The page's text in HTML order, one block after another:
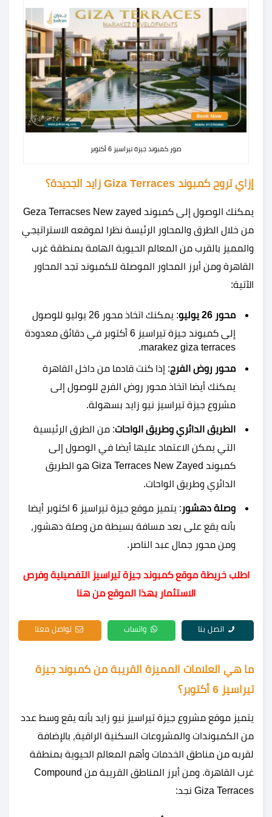
صور كمبوند جيزة تيراسيز 6 أكتوبر
إزاي تروح كمبوند Giza Terraces زايد الجديدة؟
يمكنك الوصول إلى كمبوند Geza Terracses New zayed
من خلال الطرق والمحاور الرئيسة نظرا لموقعه الاستراتيجي
والمميز بالقرب من المعالم الحيوية الهامة بمنطقة غرب
القاهرة ومن أبرز المحاور الموصلة للكمبوند تجد المحاور
الآتية:
محور 26 يوليو
: يمكنك اتخاذ محور 26 يوليو للوصول
إلى كمبوند جيزة تيراسيز 6 أكتوبر في دقائق معدودة
marakez giza terraces.
محور روض الفرج: إذا كنت قادما من داخل القاهرة
يمكنك أيضا اتخاذ محور روض الفرج للوصول إلى
مشروع جيزة تيراسيز نيو زايد بسهولة.
الطريق الدائري وطريق الواحات: من الطرق الرئيسية
التي يمكن الاعتماد عليها أيضا في الوصول إلى
كمبوند Giza Terraces New Zayed هو الطريق
الدائري وطريق الواحات.
وصلة دهشور
: يتميز موقع جيزة تيراسيز 6 اكتوبر أيضا
بأنه يقع على بعد مسافة بسيطة من وصلة دهشور،
ومن محور جمال عبد الناصر.
اطلب خريطة موقع كمبوند جيزة تيراسيز التفصيلية وفرص
الاستثمار بهذا الموقع من هنا
اتصل بنا واتساب تواصل معنا
ما هي العلامات المميزة القريبة من كمبوند جيزة
تيراسيز 6 أكتوبر؟
يتميز موقع مشروع جيزة تيراسيز نيو زايد بأنه يقع وسط عدد
من الكمبوندات والمشروعات السكنية الراقية، بالإضافة
لقربه من مناطق الخدمات وأهم المعالم الحيوية بمنطقة
غرب القاهرة. ومن أبرز المناطق القريبة من Compound
Giza Terraces نجد: